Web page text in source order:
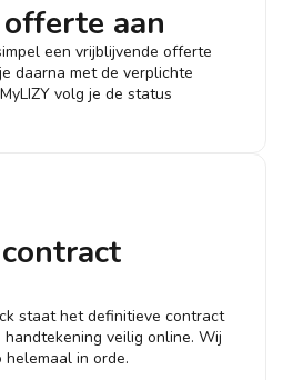
aan
een vrijblijvende offerte
daarna met de verplichte
volg je de status
staat het definitieve contract
handtekening veilig online. Wij
in orde.